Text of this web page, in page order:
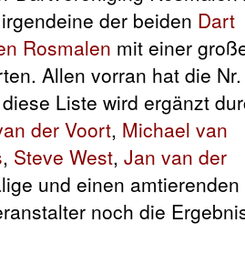
der beiden Dart
Rosmalen mit einer
Allen vorran hat die Nr.
Liste wird ergänzt
der Voort, Michael van
, Steve West, Jan van der
und einen amtierenden
noch die